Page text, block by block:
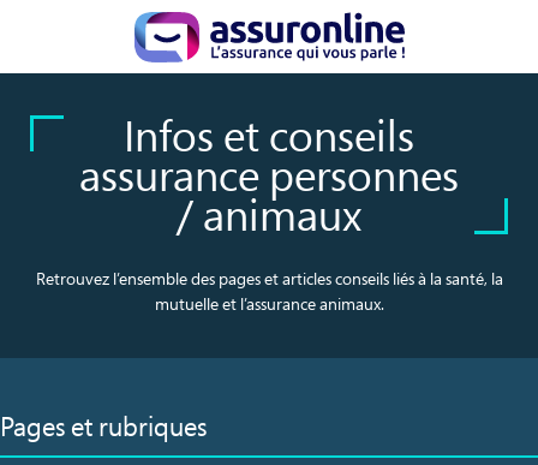
Infos et conseils
assurance personnes
/ animaux
Retrouvez l’ensemble des pages et articles conseils liés à la santé, la
mutuelle et l’assurance animaux.
Pages et rubriques